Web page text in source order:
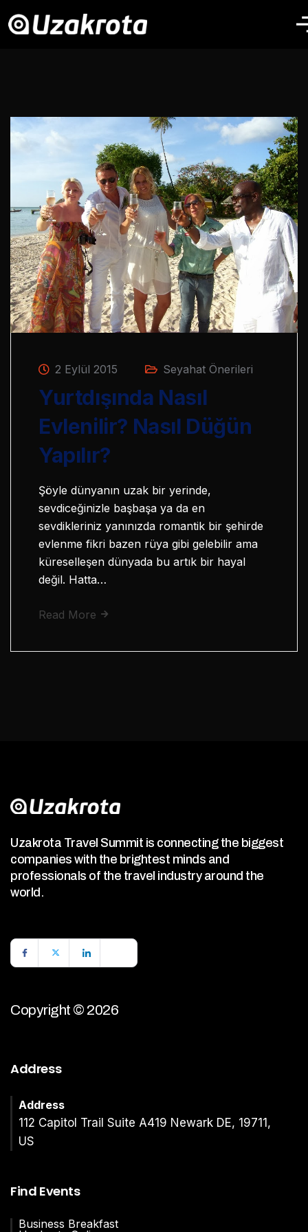
2 Eylül 2015 Seyahat Önerileri
Yurtdışında Nasıl
Evlenilir? Nasıl Düğün
Yapılır?
Şöyle dünyanın uzak bir yerinde,
sevdiceğinizle başbaşa ya da en
sevdikleriniz yanınızda romantik bir şehirde
evlenme fikri bazen rüya gibi gelebilir ama
küreselleşen dünyada bu artık bir hayal
değil. Hatta…
Read More
Uzakrota Travel Summit is connecting the biggest
companies with the brightest minds and
professionals of the travel industry around the
world.
Copyright © 2026
Address
Address
112 Capitol Trail Suite A419 Newark DE, 19711,
US
Find Events
Business Breakfast